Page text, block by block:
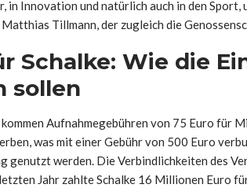
Innovation und natürlich auch in den Sport,
Tillmann, der zugleich die
Schalke: Wie die
sollen
Aufnahmegebühren von 75 Euro für
was mit einer Gebühr von 500 Euro
genutzt werden. Die Verbindlichkeiten des
Jahr zahlte Schalke 16 Millionen Euro